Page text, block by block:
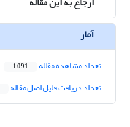
آمار
تعداد مشاهده مقاله 1,091
تعداد دریافت فایل اصل مقاله